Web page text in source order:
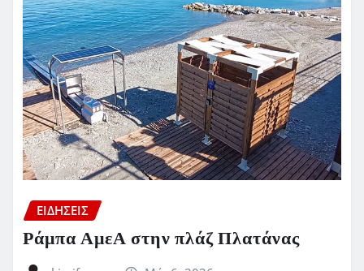
ΕΙΔΗΣΕΙΣ
Ράμπα ΑμεΑ στην πλάζ Πλατάνας